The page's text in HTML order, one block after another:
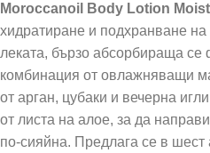
Moroccanoil Body Lotion
хидратиране и подхранване
леката, бързо абсорбираща
комбинация от овлажняващи
от арган, цубаки и вечерна
от листа на алое, за да
по-сияйна. Предлага се в